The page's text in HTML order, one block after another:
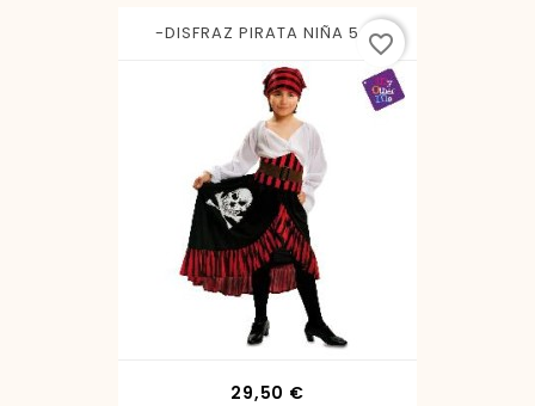
-DISFRAZ PIRATA NIÑA 5-6
29,50 €
favorite_border